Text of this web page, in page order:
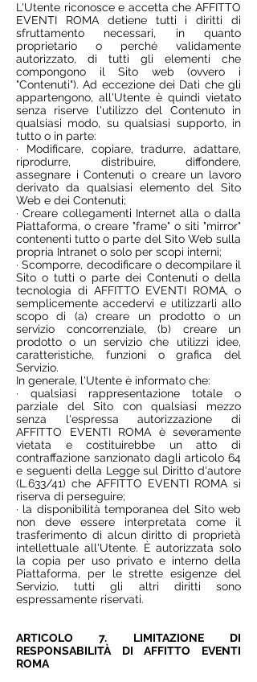
L'Utente riconosce e accetta che AFFITTO
EVENTI ROMA detiene tutti i diritti di
sfruttamento necessari, in quanto
proprietario o perché validamente
autorizzato, di tutti gli elementi che
compongono il Sito web (ovvero i
"Contenuti"). Ad eccezione dei Dati che gli
appartengono, all'Utente è quindi vietato
senza riserve l'utilizzo del Contenuto in
qualsiasi modo, su qualsiasi supporto, in
tutto o in parte:
· Modificare, copiare, tradurre, adattare,
riprodurre, distribuire, diffondere,
assegnare i Contenuti o creare un lavoro
derivato da qualsiasi elemento del Sito
Web e dei Contenuti;
· Creare collegamenti Internet alla o dalla
Piattaforma, o creare "frame" o siti "mirror"
contenenti tutto o parte del Sito Web sulla
propria Intranet o solo per scopi interni;
· Scomporre, decodificare o decompilare il
Sito o tutti o parte dei Contenuti o della
tecnologia di AFFITTO EVENTI ROMA, o
semplicemente accedervi e utilizzarli allo
scopo di (a) creare un prodotto o un
servizio concorrenziale, (b) creare un
prodotto o un servizio che utilizzi idee,
caratteristiche, funzioni o grafica del
Servizio.
In generale, l'Utente è informato che:
· qualsiasi rappresentazione totale o
parziale del Sito con qualsiasi mezzo
senza l'espressa autorizzazione di
AFFITTO EVENTI ROMA è severamente
vietata e costituirebbe un atto di
contraffazione sanzionato dagli articolo 64
e seguenti della Legge sul Diritto d'autore
(L.633/41) che AFFITTO EVENTI ROMA si
riserva di perseguire;
· la disponibilità temporanea del Sito web
non deve essere interpretata come il
trasferimento di alcun diritto di proprietà
intellettuale all'Utente. È autorizzata solo
la copia per uso privato e interno della
Piattaforma, per le strette esigenze del
Servizio, tutti gli altri diritti sono
espressamente riservati.
ARTICOLO 7. LIMITAZIONE DI
RESPONSABILITÀ DI AFFITTO EVENTI
ROMA